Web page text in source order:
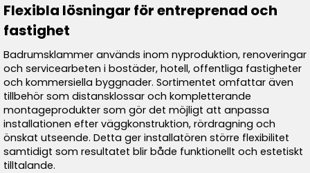
Flexibla lösningar för entreprenad och
fastighet
Badrumsklammer används inom nyproduktion, renoveringar
och servicearbeten i bostäder, hotell, offentliga fastigheter
och kommersiella byggnader. Sortimentet omfattar även
tillbehör som distansklossar och kompletterande
montageprodukter som gör det möjligt att anpassa
installationen efter väggkonstruktion, rördragning och
önskat utseende. Detta ger installatören större flexibilitet
samtidigt som resultatet blir både funktionellt och estetiskt
tilltalande.